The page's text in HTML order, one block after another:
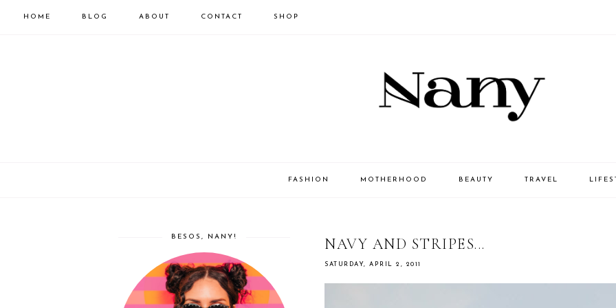
HOME BLOG ABOUT CONTACT SHOP
FASHION MOTHERHOOD BEAUTY TRAVEL
NAVY AND STRIPES...
SATURDAY, APRIL 2, 2011
BESOS, NANY!